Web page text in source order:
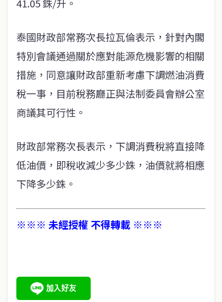
41.05 銖/升。
泰國財政部常務次長拉瓦倫表示，針對內閣
特別會議通過關於應對能源危機影響的相關
措施，同意讓財政部重新考慮下調燃油消費
稅一事，目前稅務廳正與法制委員會辦公室
商議其可行性。
財政部常務次長表示，下調消費稅將直接降
低油價，即稅收減少多少銖，油價就將相應
下降多少銖。
※※※ 未經授權 不得轉載 ※※※